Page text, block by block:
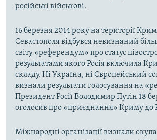
російські військові.
16 березня 2014 року на території
Севастополя відбувся невизнаний
світу «референдум» про статус
результатами якого Росія включила
складу. Ні Україна, ні Європейський
визнали результати голосування на
Президент Росії Володимир Путін 18
оголосив про «приєднання» Криму до
Міжнародні організації визнали